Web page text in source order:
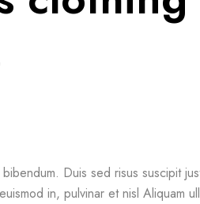
Duis sed risus suscipit
in, pulvinar et nisl Aliquam